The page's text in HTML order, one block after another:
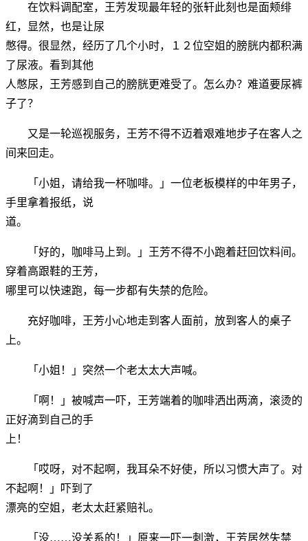
在饮料调配室，王芳发现最年轻的张轩此刻也是面颊绯
红，显然，也是让尿
憋得。很显然，经历了几个小时，１２位空姐的膀胱内都积满
了尿液。看到其他
人憋尿，王芳感到自己的膀胱更难受了。怎么办？难道要尿裤
子了？
又是一轮巡视服务，王芳不得不迈着艰难地步子在客人之
间来回走。
「小姐，请给我一杯咖啡。」一位老板模样的中年男子，
手里拿着报纸，说
道。
「好的，咖啡马上到。」王芳不得不小跑着赶回饮料间。
穿着高跟鞋的王芳，
哪里可以快速跑，每一步都有失禁的危险。
充好咖啡，王芳小心地走到客人面前，放到客人的桌子
上。
「小姐！」突然一个老太太大声喊。
「啊！」被喊声一吓，王芳端着的咖啡洒出两滴，滚烫的
正好滴到自己的手
上！
「哎呀，对不起啊，我耳朵不好使，所以习惯大声了。对
不起啊！」吓到了
漂亮的空姐，老太太赶紧赔礼。
「没……没关系的！」原来一吓一刺激，王芳居然失禁